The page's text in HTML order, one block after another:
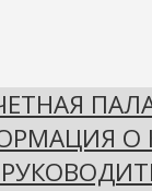
О